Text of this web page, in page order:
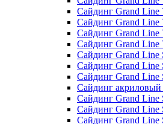
Сайдинг Grand Line
Сайдинг Grand Line
Сайдинг Grand Line
Сайдинг Grand Line
Сайдинг Grand
Сайдинг Grand Line
Сайдинг Grand Line
Сайдинг акриловый
Сайдинг Grand Line
Сайдинг Grand Line
Сайдинг Grand Line